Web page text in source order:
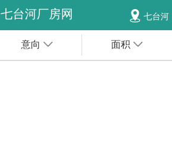
七台河厂房网 七台河
意向 面积